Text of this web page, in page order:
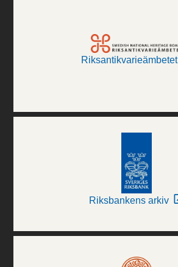
Riksantikvarieämbetet
Riksbankens arkiv